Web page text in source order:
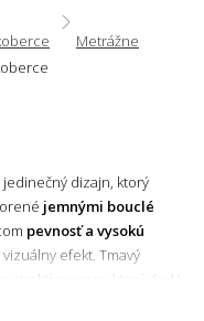
Metrážne
jedinečný dizajn, ktorý
jemnými bouclé
pevnosť a vysokú
efekt. Tmavý
atraktívny vzor, ktorý dodá
Vďaka tejto špeciálnej